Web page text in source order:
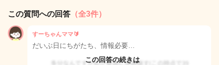
この質問への回答 （全3件）
すーちゃんママ🔰
だいぶ日にちがたち、情報必要…
この回答の続きは